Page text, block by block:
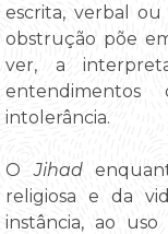
escrita, verbal
obstrução põe
ver, a
intolerância.
OJihad
religiosa e da
instância, ao